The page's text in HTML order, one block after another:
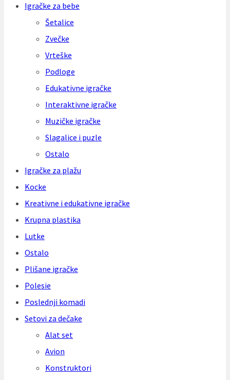
Igračke za bebe
Šetalice
Zvečke
Vrteške
Podloge
Edukativne igračke
Interaktivne igračke
Muzičke igračke
Slagalice i puzle
Ostalo
Igračke za plažu
Kocke
Kreativne i edukativne igračke
Krupna plastika
Lutke
Ostalo
Plišane igračke
Polesie
Poslednji komadi
Setovi za dečake
Alat set
Avion
Konstruktori